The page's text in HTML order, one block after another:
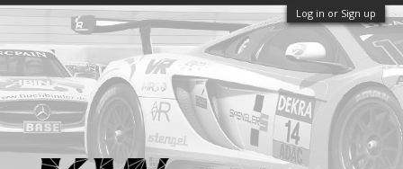
Log in or Sign up